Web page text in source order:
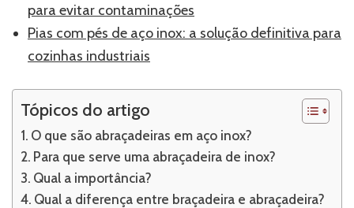
para evitar contaminações
Pias com pés de aço inox: a solução definitiva para
cozinhas industriais
Tópicos do artigo
O que são abraçadeiras em aço inox?
Para que serve uma abraçadeira de inox?
Qual a importância?
Qual a diferença entre braçadeira e abraçadeira?